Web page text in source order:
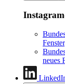
neues